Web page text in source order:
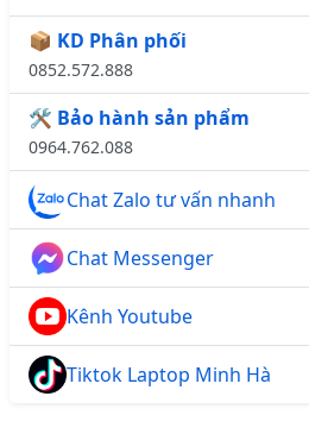
📦 KD Phân phối
0852.572.888
🛠️ Bảo hành sản phẩm
0964.762.088
Chat Zalo tư vấn nhanh
Chat Messenger
Kênh Youtube
Tiktok Laptop Minh Hà